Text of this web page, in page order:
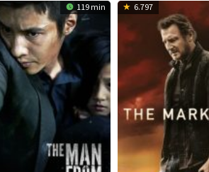
119 min 6.797